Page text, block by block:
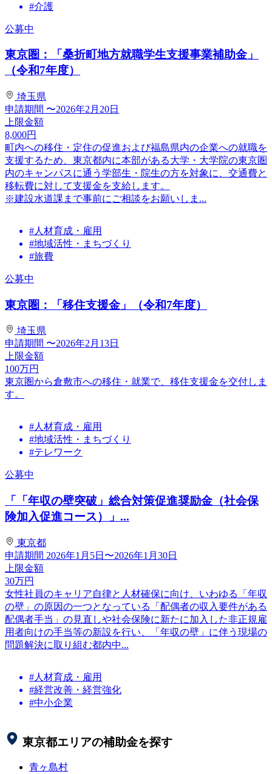
#介護
公募中
東京圏：「桑折町地方就職学生支援事業補助金」
（令和7年度）
埼玉県
申請期間 〜2026年2月20日
上限金額
8,000円
町内への移住・定住の促進および福島県内の企業への就職を
支援するため、東京都内に本部がある大学・大学院の東京圏
内のキャンパスに通う学部生・院生の方を対象に、交通費と
移転費に対して支援金を支給します。
※建設水道課まで事前にご相談をお願いしま...
#人材育成・雇用
#地域活性・まちづくり
#旅費
公募中
東京圏：「移住支援金」（令和7年度）
埼玉県
申請期間 〜2026年2月13日
上限金額
100万円
東京圏から倉敷市への移住・就業で、移住支援金を交付しま
す。
#人材育成・雇用
#地域活性・まちづくり
#テレワーク
公募中
「「年収の壁突破」総合対策促進奨励金（社会保
険加入促進コース）」...
東京都
申請期間 2026年1月5日〜2026年1月30日
上限金額
30万円
女性社員のキャリア自律と人材確保に向け、いわゆる「年収
の壁」の原因の一つとなっている「配偶者の収入要件がある
配偶者手当」の見直しや社会保険に新たに加入した非正規雇
用者向けの手当等の新設を行い、「年収の壁」に伴う現場の
問題解決に取り組む都内中...
#人材育成・雇用
#経営改善・経営強化
#中小企業
東京都エリアの補助金を探す
青ヶ島村